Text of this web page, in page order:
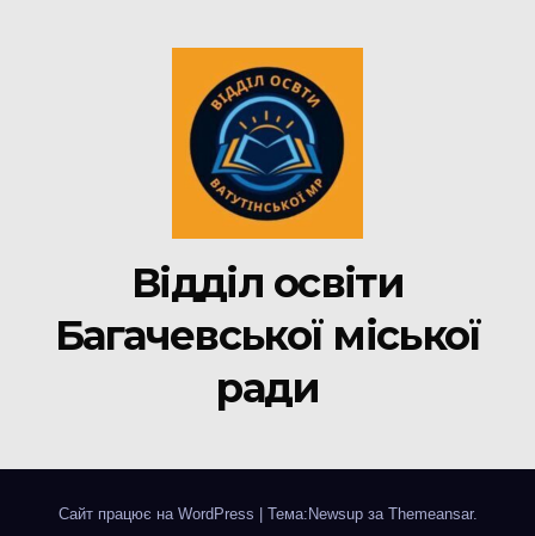
Відділ освіти
Багачевської міської
ради
Сайт працює на WordPress Тема:Newsup за Themeansar.